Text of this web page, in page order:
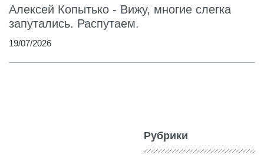
Алексей Копытько - Вижу, многие слегка
запутались. Распутаем.
19/07/2026
Рубрики